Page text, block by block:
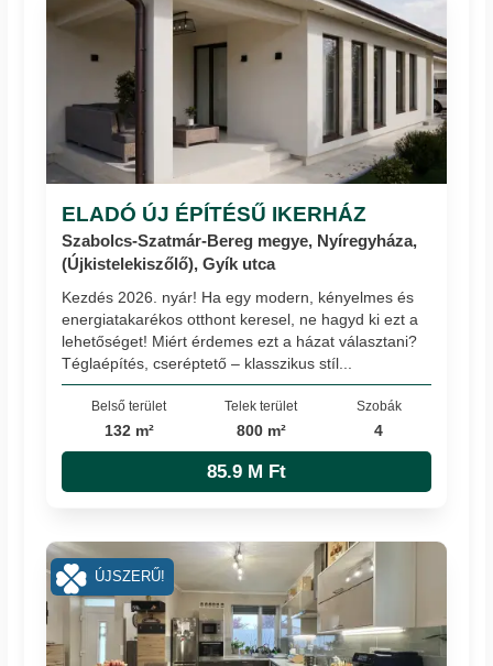
ELADÓ ÚJ ÉPÍTÉSŰ IKERHÁZ
Szabolcs-Szatmár-Bereg megye, Nyíregyháza,
(Újkistelekiszőlő), Gyík utca
Kezdés 2026. nyár! Ha egy modern, kényelmes és
energiatakarékos otthont keresel, ne hagyd ki ezt a
lehetőséget! Miért érdemes ezt a házat választani?
Téglaépítés, cseréptető – klasszikus stíl...
Belső terület
132 m²
Telek terület
800 m²
Szobák
4
85.9 M Ft
ÚJSZERŰ!